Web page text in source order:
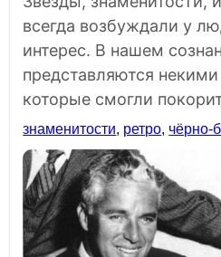
всегда возбуждали у
интерес. В нашем
представляются
которые смогли
знаменитости, ретро, чёрно-